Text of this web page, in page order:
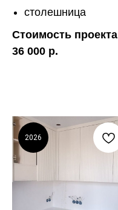
столешница
Стоимость проекта
36 000 р.
2026